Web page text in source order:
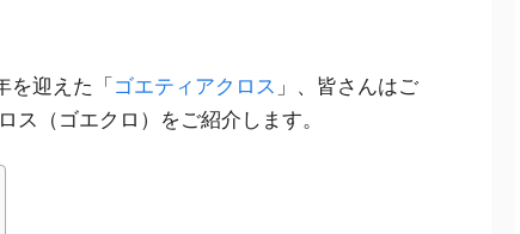
を迎えた「ゴエティアクロス 」、皆さんはご
（ゴエクロ）をご紹介します。